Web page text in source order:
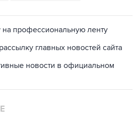
главных новостей сайта
новости в официальном